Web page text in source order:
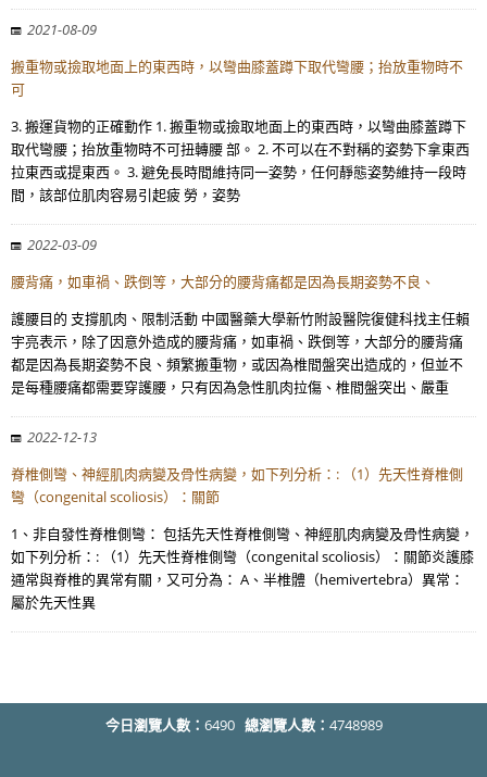
2021-08-09
搬重物或撿取地面上的東西時，以彎曲膝蓋蹲下取代彎腰；抬放重物時不
可
3. 搬運貨物的正確動作 1. 搬重物或撿取地面上的東西時，以彎曲膝蓋蹲下
取代彎腰；抬放重物時不可扭轉腰 部。 2. 不可以在不對稱的姿勢下拿東西
拉東西或提東西。 3. 避免長時間維持同一姿勢，任何靜態姿勢維持一段時
間，該部位肌肉容易引起疲 勞，姿勢
2022-03-09
腰背痛，如車禍、跌倒等，大部分的腰背痛都是因為長期姿勢不良、
護腰目的 支撐肌肉、限制活動 中國醫藥大學新竹附設醫院復健科找主任賴
宇亮表示，除了因意外造成的腰背痛，如車禍、跌倒等，大部分的腰背痛
都是因為長期姿勢不良、頻繁搬重物，或因為椎間盤突出造成的，但並不
是每種腰痛都需要穿護腰，只有因為急性肌肉拉傷、椎間盤突出、嚴重
2022-12-13
脊椎側彎、神經肌肉病變及骨性病變，如下列分析：: （1）先天性脊椎側
彎（congenital scoliosis）：關節
1、非自發性脊椎側彎： 包括先天性脊椎側彎、神經肌肉病變及骨性病變，
如下列分析：: （1）先天性脊椎側彎（congenital scoliosis）：關節炎護膝
通常與脊椎的異常有關，又可分為： A、半椎體（hemivertebra）異常：
屬於先天性異
今日瀏覽人數： 6490 總瀏覽人數： 4748989